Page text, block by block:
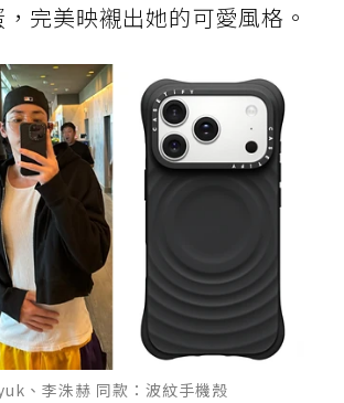
完美映襯出她的可愛風格。
、李洙赫 同款：波紋手機殼